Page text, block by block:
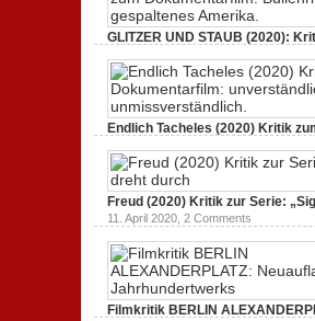
GLITZER UND STAUB (2020):
Dokumentarfilm. Bullenritt durch
gespaltenes Amerika.
3. Oktober 2020,2 Comments
Endlich Tacheles (2020) Kritik
Dokumentarfilm: unverständlich,
unmissverständlich.
19. Mai 2020,0 Comments
Freud (2020) Kritik zur Serie:
11. April 2020, 2 Comments
Filmkritik BERLIN